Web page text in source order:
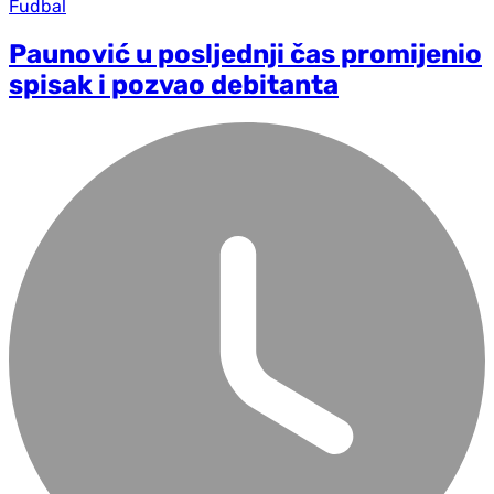
Fudbal
Paunović u posljednji čas promijenio
spisak i pozvao debitanta